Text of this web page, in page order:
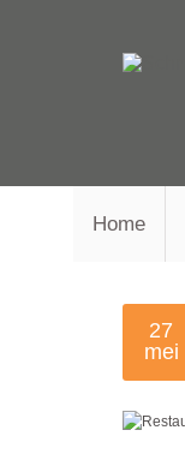
Home
27
mei